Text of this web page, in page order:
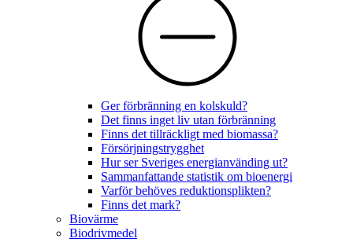
Ger förbränning en kolskuld?
Det finns inget liv utan förbränning
Finns det tillräckligt med biomassa?
Försörjningstrygghet
Hur ser Sveriges energianvänding ut?
Sammanfattande statistik om bioenergi
Varför behöves reduktionsplikten?
Finns det mark?
Biovärme
Biodrivmedel